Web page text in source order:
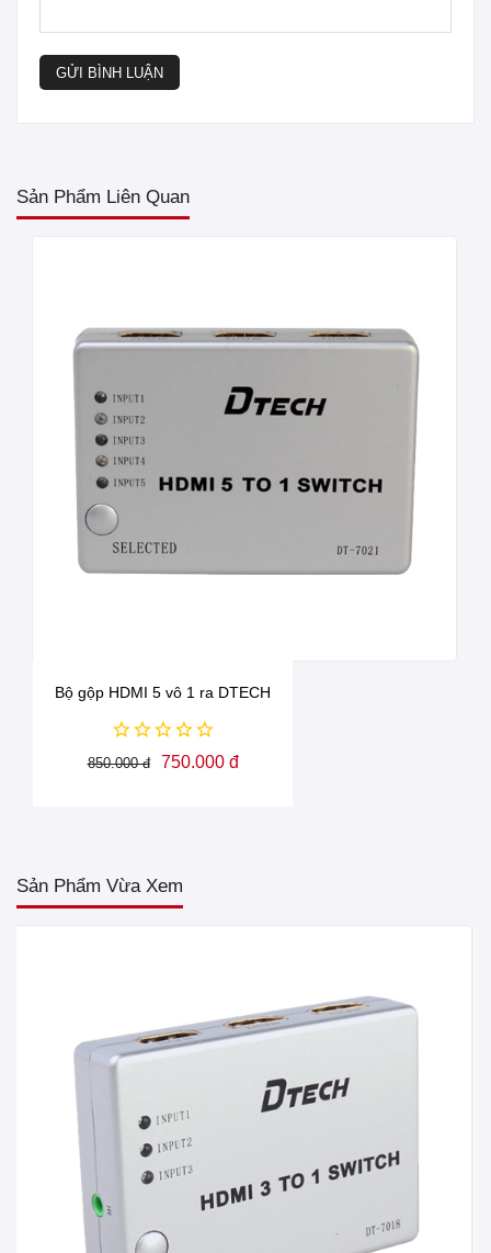
GỬI BÌNH LUẬN
Sản Phẩm Liên Quan
Bộ gộp HDMI 5 vô 1 ra DTECH
850.000 đ 750.000 đ
Sản Phẩm Vừa Xem